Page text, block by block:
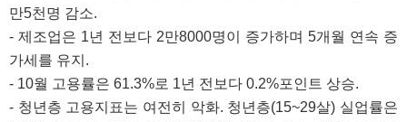
만5천명 감소.
- 제조업은 1년 전보다 2만8000명이 증가하며 5개월 연속 증
가세를 유지.
- 10월 고용률은 61.3%로 1년 전보다 0.2%포인트 상승.
- 청년층 고용지표는 여전히 악화. 청년층(15~29살) 실업률은